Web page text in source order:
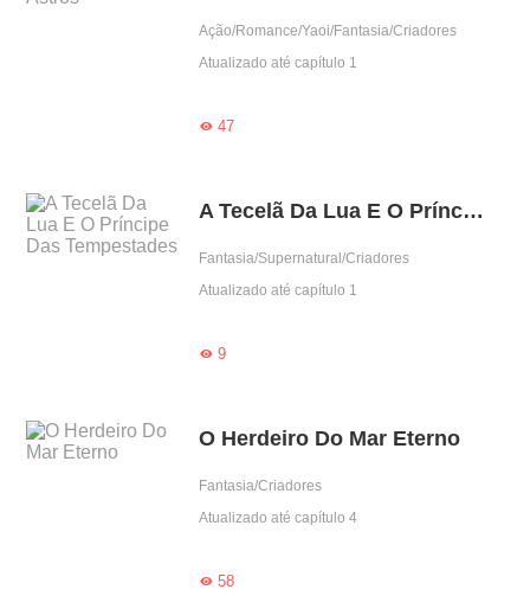
Ação/Romance/Yaoi/Fantasia/Criadores
Atualizado até capítulo 1
47
A Tecelã Da Lua E O Príncipe Das Tempestades
Fantasia/Supernatural/Criadores
Atualizado até capítulo 1
9
O Herdeiro Do Mar Eterno
Fantasia/Criadores
Atualizado até capítulo 4
58